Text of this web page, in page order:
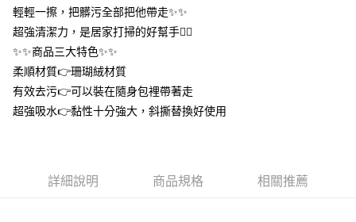
１．於結帳方式選擇「AFTEE先享後付」後，將跳轉至「AFTEE先享後付」
結帳頁面，進行簡訊認證並確認金額後，即可完成結帳。
２．訂單成立數日內，您將收到繳費通知簡訊。
３．收到繳費通知簡訊後14天內，點擊此簡訊中的連結，可透過四大超商／
ATM／網路銀行／等多元方式進行付款，方視為交易完成。
※ 請注意：結帳手續完成當下不需立刻繳費，但若您需要取消訂單，請聯絡
購買商品的店家。未經商家同意取消之訂單仍視為有效，需透過AFTEE先享
後付繳納相關費用。
【注意事項】
付款後全家取貨
每筆NT$60，滿NT$399(含以上)免運費
7-11取貨付款
每筆NT$60，滿NT$399(含以上)免運費
輕輕一擦，把髒污全部把他帶走✨✨
超強清潔力，是居家打掃的好幫手👍🏻
✨✨商品三大特色✨✨
柔順材質👉珊瑚絨材質
有效去污👉可以裝在隨身包裡帶著走
超強吸水👉黏性十分強大，斜撕替換好使用
詳細說明 商品規格 相關推薦